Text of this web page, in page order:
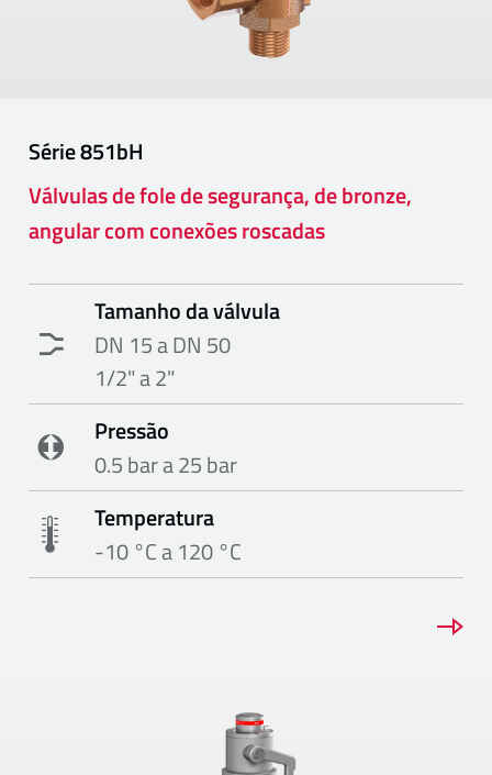
Série851bH
Válvulas de fole de segurança, de bronze,
angular com conexões roscadas
Tamanho da válvula
DN 15 a DN 50
1/2" a 2"
Pressão
0.5 bar a 25 bar
Temperatura
-10 °C a 120 °C